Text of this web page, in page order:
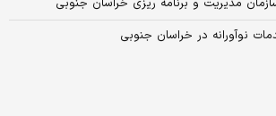
مدیریت و برنامه ریزی خراسان جنوبی
نوآورانه در خراسان جنوبی